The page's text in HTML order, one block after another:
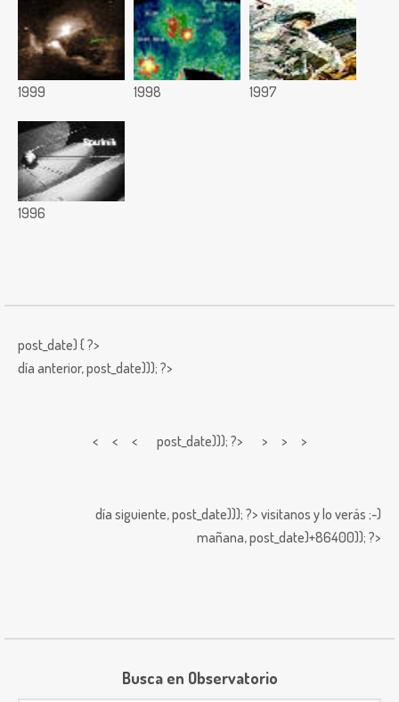
1999 1998 1997
1996
post_date) { ?>
día anterior,post_date))); ?>
< < < post_date))); ?> > > >
día siguiente,post_date))); ?> visitanos y lo verás ;-)
mañana,post_date)+86400)); ?>
Busca en Observatorio